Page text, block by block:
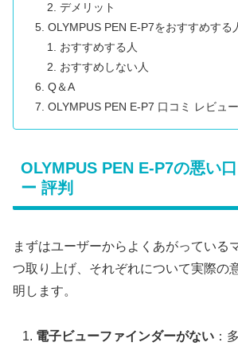
デメリット
OLYMPUS PEN E-P7をおすすめする
おすすめする人
おすすめしない人
Q＆A
OLYMPUS PEN E-P7 口コミ レビュ
OLYMPUS PEN E-P7の悪い
ー 評判
まずはユーザーからよくあがっている
つ取り上げ、それぞれについて実際の
明します。
電子ビューファインダーがない ：